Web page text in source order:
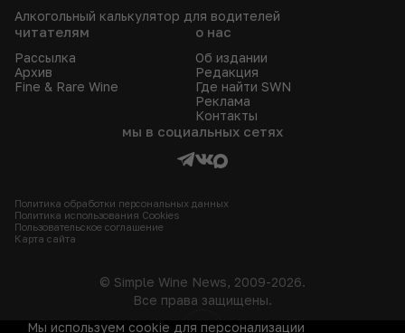
Алкогольный калькулятор для водителей
читателям
Рассылка
Архив
Fine & Rare Wine
о нас
Об издании
Редакция
Где найти SWN
Реклама
Контакты
мы в социальных сетях
Политика обработки персональных данных
Политика использования Сookies
Пользовательское соглашение
Карта сайта
© Simple Wine News, 2009-2026.
Все права защищены.
Мы используем cookie для персонализации